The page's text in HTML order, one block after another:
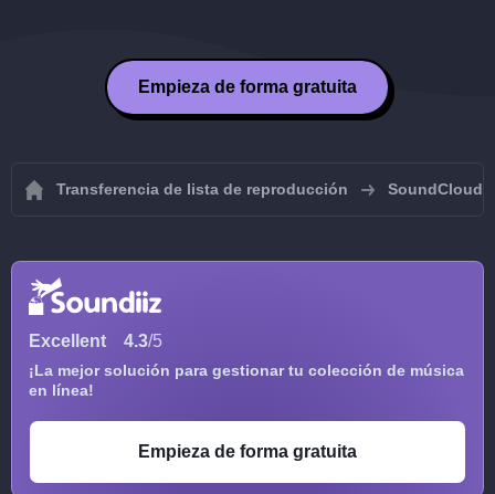
Empieza de forma gratuita
Transferencia de lista de reproducción SoundCloud
Excellent 4.3/5
¡La mejor solución para gestionar tu colección de música
en línea!
Empieza de forma gratuita